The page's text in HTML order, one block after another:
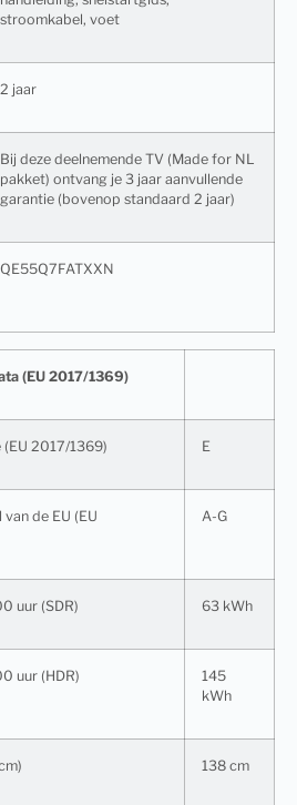
stroomkabel, voet
2 jaar
Bij deze deelnemende TV (Made for NL
pakket) ontvang je 3 jaar aanvullende
garantie (bovenop standaard 2 jaar)
QE55Q7FATXXN
(EU 2017/1369)
2017/1369) E
de EU (EU
A-G
uur (SDR) 63 kWh
uur (HDR)
145
kWh
138 cm